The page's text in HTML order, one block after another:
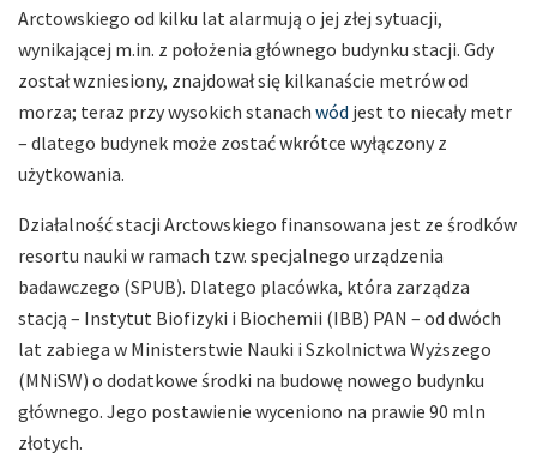
Arctowskiego od kilku lat alarmują o jej złej sytuacji,
wynikającej m.in. z położenia głównego budynku stacji. Gdy
został wzniesiony, znajdował się kilkanaście metrów od
morza; teraz przy wysokich stanach wód jest to niecały metr
– dlatego budynek może zostać wkrótce wyłączony z
użytkowania.
Działalność stacji Arctowskiego finansowana jest ze środków
resortu nauki w ramach tzw. specjalnego urządzenia
badawczego (SPUB). Dlatego placówka, która zarządza
stacją – Instytut Biofizyki i Biochemii (IBB) PAN – od dwóch
lat zabiega w Ministerstwie Nauki i Szkolnictwa Wyższego
(MNiSW) o dodatkowe środki na budowę nowego budynku
głównego. Jego postawienie wyceniono na prawie 90 mln
złotych.